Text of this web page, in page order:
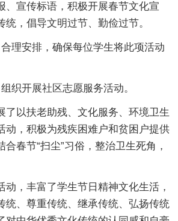
、宣传标语，积极开展春节文化宣
，倡导文明过节、勤俭过节。
理安排，确保每位学生将此项活动
织开展社区志愿服务活动。
了以扶老助残、文化服务、环境卫生
动，积极为残疾困难户和贫困户提供
春节“扫尘”习俗，整治卫生死角，
动，丰富了学生节日精神文化生活，
统、尊重传统、继承传统、弘扬传统